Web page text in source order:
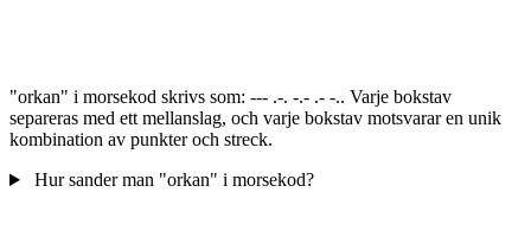
"orkan" i morsekod skrivs som: --- .-. -.- .- -.. Varje bokstav
separeras med ett mellanslag, och varje bokstav motsvarar en unik
kombination av punkter och streck.
Hur sander man "orkan" i morsekod?